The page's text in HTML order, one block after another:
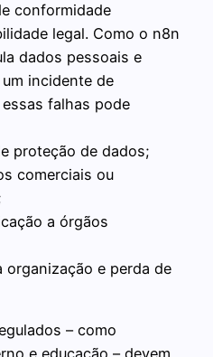
conformidade
legal. Como o n8n
dados pessoais e
incidente de
falhas pode
proteção de dados;
comerciais ou
a órgãos
organização e perda de
– como